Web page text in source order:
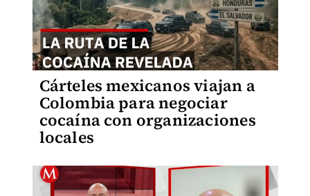
Cárteles mexicanos viajan a
Colombia para negociar
cocaína con organizaciones
locales